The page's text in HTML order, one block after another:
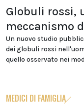
Globuli rossi,
meccanismo
Un nuovo studio
dei globuli rossi
quello osservato nei
MEDICI DI FAMIGLIA